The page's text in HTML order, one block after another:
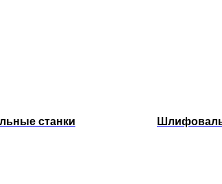
станки